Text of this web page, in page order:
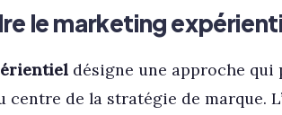
le marketing
désigne une approche qui
centre de la stratégie de marque.